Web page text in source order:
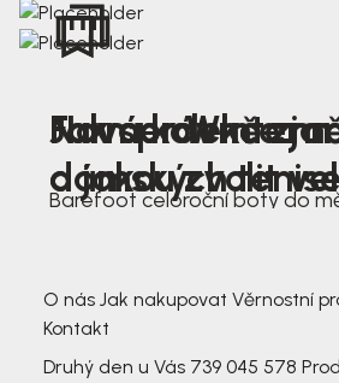
Nová kolekce
dámských
Jak správně
a jakou zvolit
Farmer Winter
Barefoot celoroční boty do
O nás Jak nakupovat Věrnostní
Kontakt
Druhý den u Vás 739 045 578